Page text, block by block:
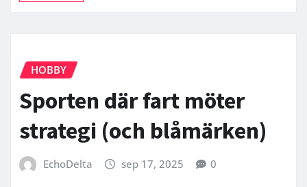
HOBBY
Sporten där fart möter
strategi (och blåmärken)
EchoDelta sep 17, 2025 0